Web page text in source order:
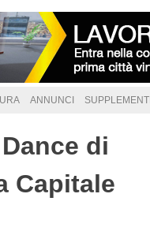
ANNUNCI SUPPLEMENTI
di
Capitale